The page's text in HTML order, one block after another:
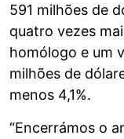
591 milhões de
quatro vezes
homólogo e um
milhões de
menos 4,1%.
“Encerrámos o